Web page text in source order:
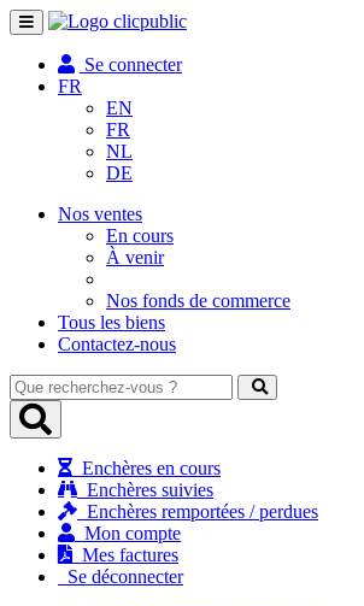
Toggle
navigation
Se connecter
FR
EN
FR
NL
DE
Nos ventes
En cours
À venir
Nos fonds de commerce
Tous les biens
Contactez-nous
Que
recherchez-
vous
Enchères en cours
Enchères suivies
Enchères remportées / perdues
Mon compte
Mes factures
Se déconnecter